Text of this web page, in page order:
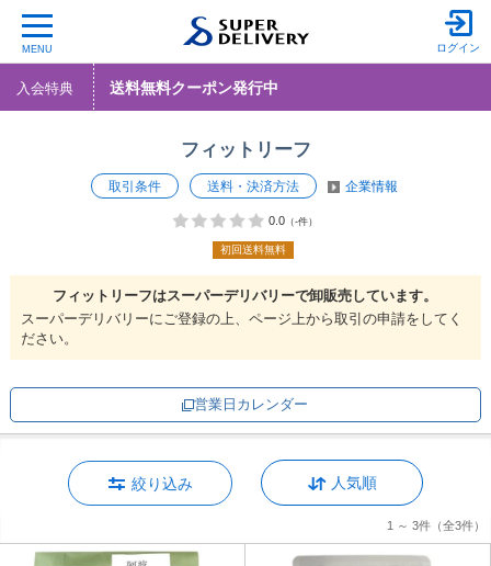
MENU ログイン
入会特典 送料無料クーポン発行中
フィットリーフ
取引条件 送料・決済方法 企業情報
初回送料無料
0.0（-件）
フィットリーフはスーパーデリバリーで卸販売しています。
スーパーデリバリーにご登録の上、ページ上から取引の申請をしてく
ださい。
営業日カレンダー
絞り込み 人気順
1 ～ 3件 （全3件）